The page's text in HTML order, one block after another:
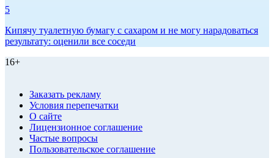
5
Кипячу туалетную бумагу с сахаром и не могу нарадоваться
результату: оценили все соседи
16+
Заказать рекламу
Условия перепечатки
О сайте
Лицензионное соглашение
Частые вопросы
Пользовательское соглашение